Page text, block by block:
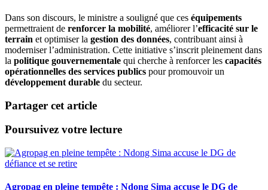
Dans son discours, le ministre a souligné que ces équipements
permettraient de renforcer la mobilité, améliorer l’efficacité sur le
terrain et optimiser la gestion des données, contribuant ainsi à
moderniser l’administration. Cette initiative s’inscrit pleinement dans
la politique gouvernementale qui cherche à renforcer les capacités
opérationnelles des services publics pour promouvoir un
développement durable du secteur.
Partager cet article
Poursuivez votre lecture
Agropag en pleine tempête : Ndong Sima accuse le DG de